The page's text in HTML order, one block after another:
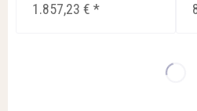
1.857,23 € *